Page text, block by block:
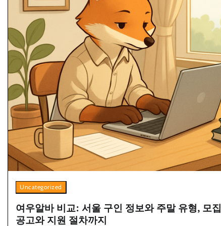
Uncategorized
여우알바 비교: 서울 구인 정보와 주말 유형, 모집
공고와 지원 절차까지